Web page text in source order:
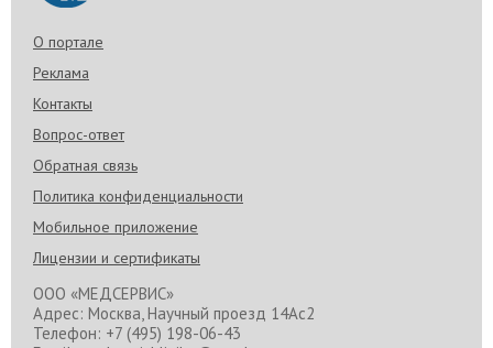
О портале
Реклама
Контакты
Вопрос-ответ
Обратная связь
Политика конфиденциальности
Мобильное приложение
Лицензии и сертификаты
ООО «МЕДСЕРВИС»
Адрес: Москва, Научный проезд 14Ас2
Телефон: +7 (495) 198-06-43